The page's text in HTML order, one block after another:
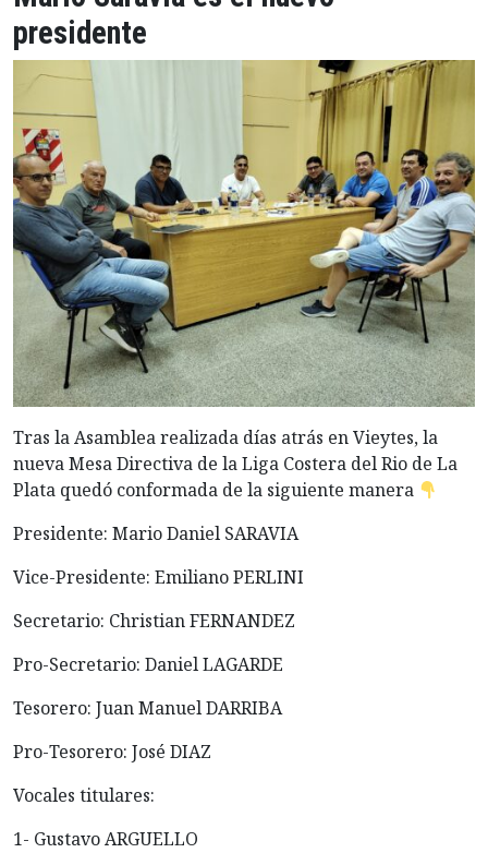
presidente
Tras la Asamblea realizada días atrás en Vieytes, la
nueva Mesa Directiva de la Liga Costera del Rio de La
Plata quedó conformada de la siguiente manera
Presidente: Mario Daniel SARAVIA
Vice-Presidente: Emiliano PERLINI
Secretario: Christian FERNANDEZ
Pro-Secretario: Daniel LAGARDE
Tesorero: Juan Manuel DARRIBA
Pro-Tesorero: José DIAZ
Vocales titulares:
1- Gustavo ARGUELLO